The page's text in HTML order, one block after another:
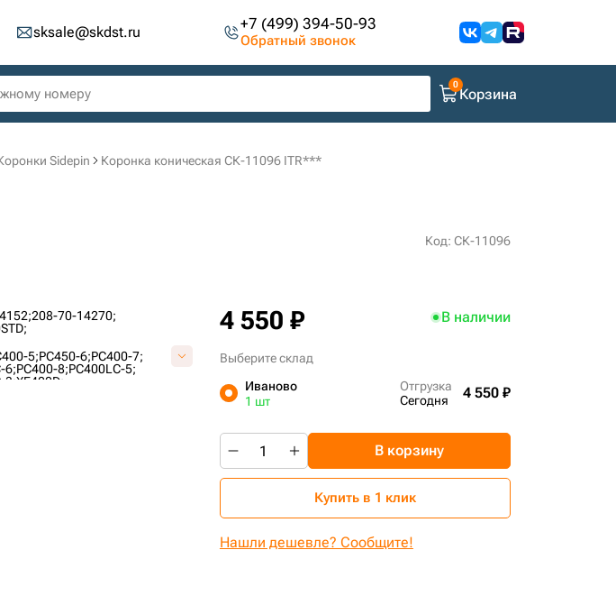
sksale@skdst.ru +7 (499) 394-50-93
Обратный звонок
Корзина
Sidepin Коронка коническая СК-11096 ITR***
Код: СК-11096
208-70-14270;
5;PC450-6;PC400-7;
6;PC400-8;PC400LC-5;
3;XE400D;
4 550 ₽ В наличии
Выберите склад
Иваново
1 шт
Отгрузка
Сегодня
4 550 ₽
В корзину
Купить в 1 клик
Нашли дешевле? Сообщите!